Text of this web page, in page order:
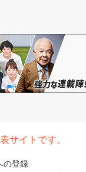
サイトです。
の登録